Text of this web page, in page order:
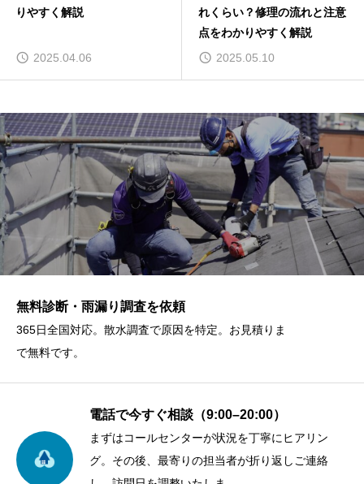
りやすく解説
2025.04.06
れくらい？修理の流れと注意
点をわかりやすく解説
2025.05.10
無料診断・雨漏り調査を依頼
365日全国対応。散水調査で原因を特定。お見積りま
で無料です。
電話で今すぐ相談（9:00–20:00）
まずはコールセンターが状況を丁寧にヒアリン
グ。その後、最寄りの担当者が折り返しご連絡